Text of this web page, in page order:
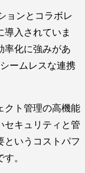
ョンとコラボレ
導入されていま
率化に強みがあ
ームレスな連携
クト管理の高機能
セキュリティと管
というコストパフ
。